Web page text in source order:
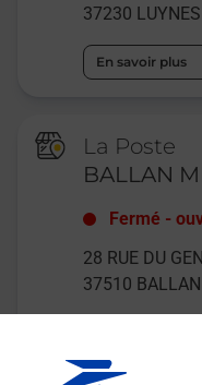
37230 LUYNES
En savoir plus
La Poste
BALLAN
Fermé -
28 RUE DU
37510